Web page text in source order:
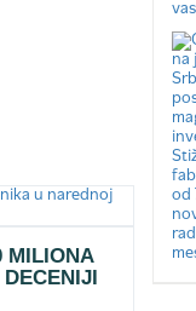
MILIONA